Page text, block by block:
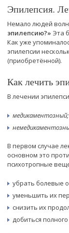
Эпилепсия.
Немало людей
эпилепсию?» Эта
Как уже
эпилепсии
(приобретённой).
Как лечить
В лечении
медикаментозный;
В первом случае
основном это
психотропные
убрать болевые
уменьшить их
снизить их
добиться